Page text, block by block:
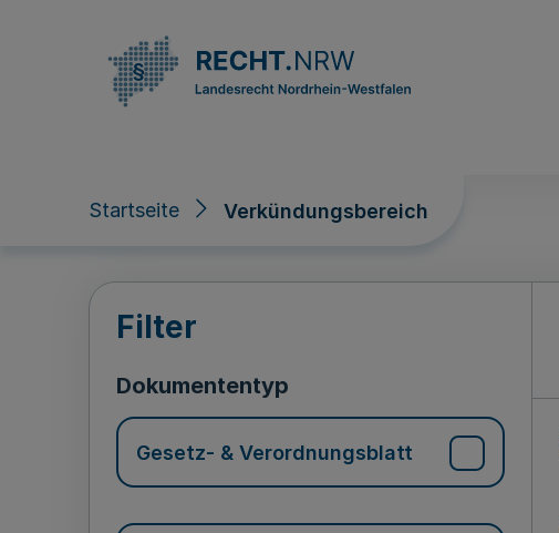
Startseite Verkündungsbereich
Verkündungsbereich
Filter
Dokumententyp
Gesetz- & Verordnungsblatt